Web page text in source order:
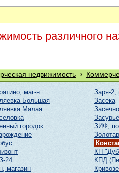
различного
недвижимость ›
маг-н
Большая
Малая
городок
24
магазин
Заря-2,
Засека
Засурье
ЗИФ,
КП
КПД